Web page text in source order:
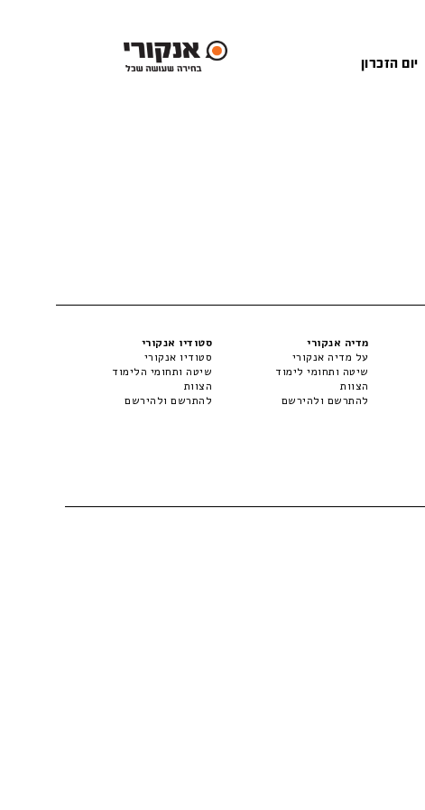
יום הזכרון
מדיה אנקורי
על מדיה אנקורי
שיטה ותחומי לימוד
הצוות
להתרשם ולהירשם
סטודיו אנקורי
סטודיו אנקורי
שיטה ותחומי הלימוד
הצוות
להתרשם ולהירשם